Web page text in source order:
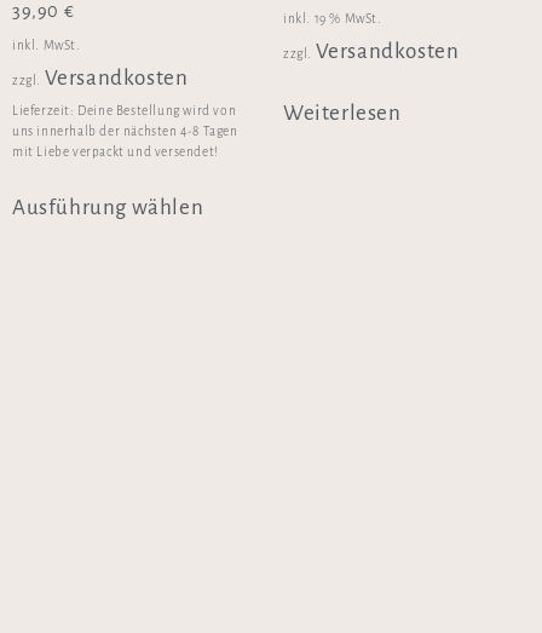
39,90 €
inkl. MwSt.
zzgl. Versandkosten
Lieferzeit: Deine Bestellung wird von
uns innerhalb der nächsten 4-8 Tagen
mit Liebe verpackt und versendet!
Ausführung wählen
inkl. 19 % MwSt.
zzgl. Versandkosten
Weiterlesen